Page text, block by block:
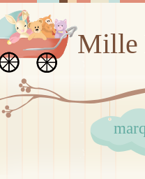
Mille